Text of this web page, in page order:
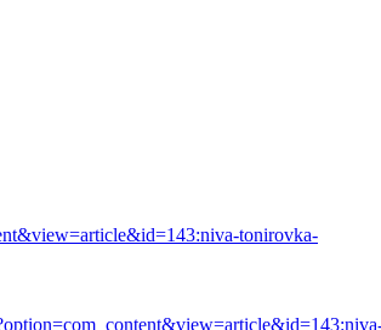
tonirovka-